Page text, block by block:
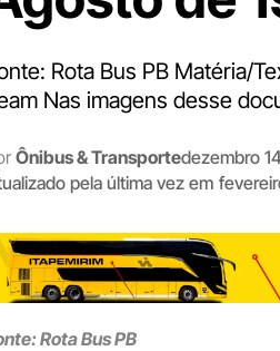
Rota Bus PB Matéria/
Nas imagens desse
Ônibus & Transportedezembro
pela última vez em
Rota Bus PB